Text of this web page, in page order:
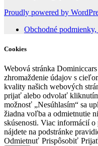
Proudly powered by
Obchodné
Cookies
Webová stránka
zhromaždenie údajov s
kvality našich webových
prijať alebo odvolať
možnosť „Nesúhlasím“ sa
žiadna voľba a odmietnutie
skúsenosti. Viac informácií
nájdete na podstránke
Odmietnuť Prispôsobiť